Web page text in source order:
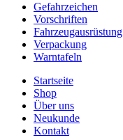
Gefahrzeichen
Vorschriften
Fahrzeugausrüstung
Verpackung
Warntafeln
Startseite
Shop
Über uns
Neukunde
Kontakt